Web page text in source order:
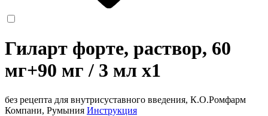
Гиларт форте, раствор, 60
мг+90 мг / 3 мл x1
без рецепта для внутрисуставного введения, К.О.Ромфарм
Компани, Румыния Инструкция